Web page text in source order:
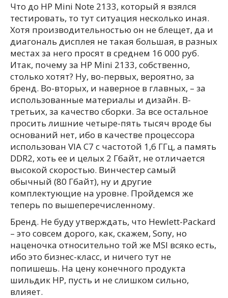
Что до HP Mini Note 2133, который я взялся
тестировать, то тут ситуация несколько иная.
Хотя производительностью он не блещет, да и
диагональ дисплея не такая большая, в разных
местах за него просят в среднем 16 000 руб.
Итак, почему за HP Mini 2133, собственно,
столько хотят? Ну, во-первых, вероятно, за
бренд. Во-вторых, и наверное в главных, – за
использованные материалы и дизайн. В-
третьих, за качество сборки. За все остальное
просить лишние четыре-пять тысяч вроде бы
оснований нет, ибо в качестве процессора
использован VIA C7 с частотой 1,6 ГГц, а память
DDR2, хоть ее и целых 2 Гбайт, не отличается
высокой скоростью. Винчестер самый
обычный (80 Гбайт), ну и другие
комплектующие на уровне. Пройдемся же
теперь по вышеперечисленному.
Бренд. Не буду утверждать, что Hewlett-Packard
– это совсем дорого, как, скажем, Sony, но
наценочка относительно той же MSI всяко есть,
ибо это бизнес-класс, и ничего тут не
попишешь. На цену конечного продукта
шильдик HP, пусть и не слишком сильно,
влияет.